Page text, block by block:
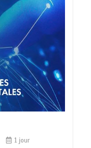
1 jour